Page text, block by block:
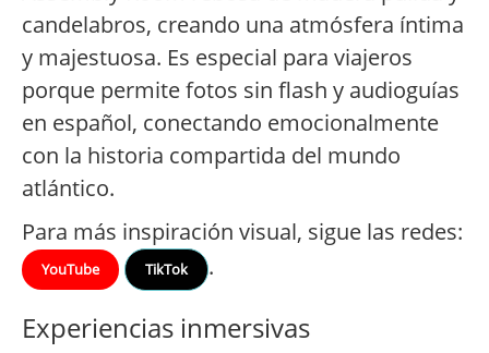
candelabros, creando una atmósfera íntima
y majestuosa. Es especial para viajeros
porque permite fotos sin flash y audioguías
en español, conectando emocionalmente
con la historia compartida del mundo
atlántico.
Para más inspiración visual, sigue las redes:
YouTube TikTok .
Experiencias inmersivas